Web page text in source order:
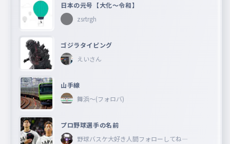
日本の元号【大化〜令和】
zsrtrgh
ゴジラタイピング
えいさん
山手線
舞浜〜(フォロバ)
プロ野球選手の名前
野球バスケ大好き人間フォローしてね―